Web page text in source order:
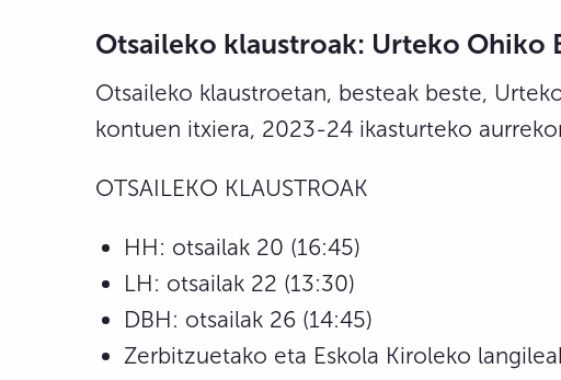
Otsaileko klaustroak: Urteko Ohiko
Otsaileko klaustroetan, besteak beste,
kontuen itxiera, 2023-24 ikasturteko
OTSAILEKO KLAUSTROAK
HH: otsailak 20 (16:45)
LH: otsailak 22 (13:30)
DBH: otsailak 26 (14:45)
Zerbitzuetako eta Eskola Kiroleko